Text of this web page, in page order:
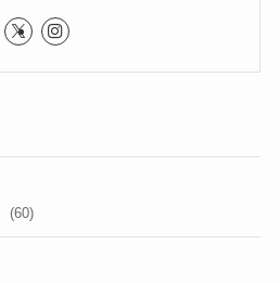
(60)